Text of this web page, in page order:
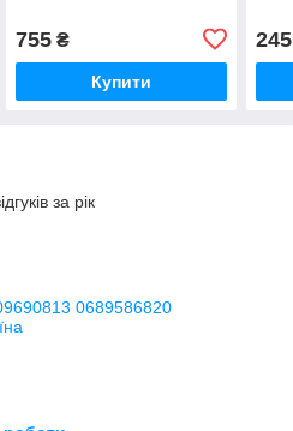
755₴
Купити
245
за рік
0689586820